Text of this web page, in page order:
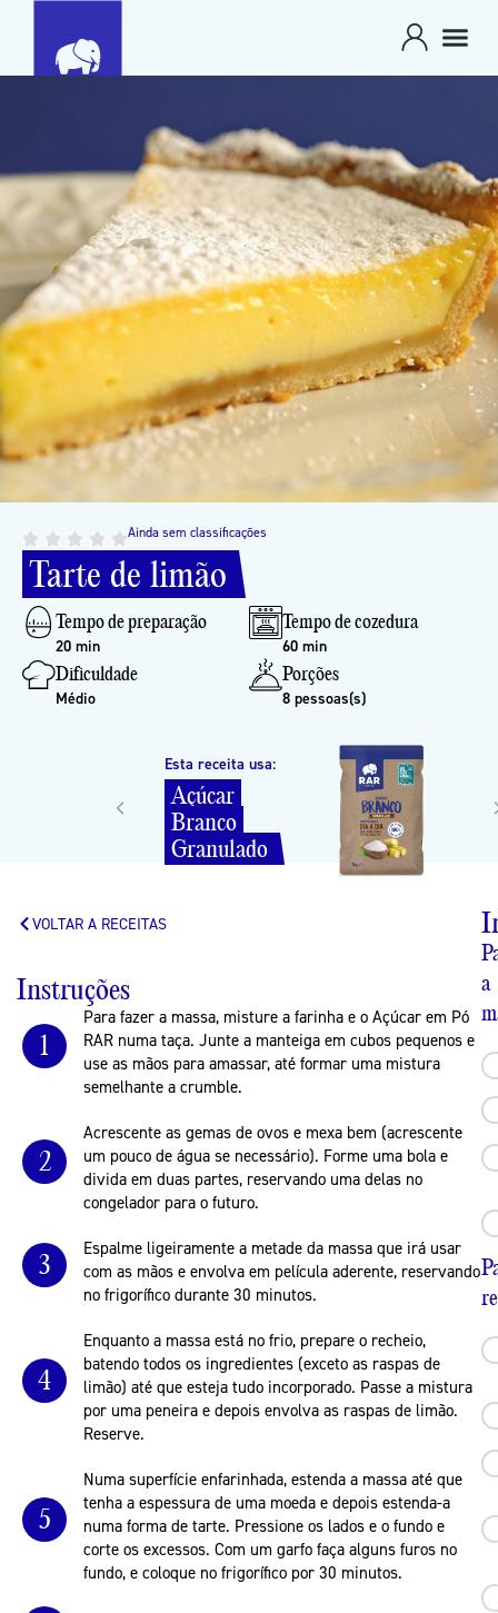
Ainda sem classificações
Tarte de limão
Tempo de preparação
20 min
Tempo de cozedura
60 min
Dificuldade
Médio
Porções
8 pessoas(s)
Esta receita usa:
Açúcar
Branco
Granulado
Esta receita usa:
Açúcar
Branco
VOLTAR A RECEITAS
Instruções
1
Para fazer a massa, misture a farinha e o Açúcar em Pó
RAR numa taça. Junte a manteiga em cubos pequenos e
use as mãos para amassar, até formar uma mistura
semelhante a crumble.
2
Acrescente as gemas de ovos e mexa bem (acrescente
um pouco de água se necessário). Forme uma bola e
divida em duas partes, reservando uma delas no
congelador para o futuro.
3
Espalme ligeiramente a metade da massa que irá usar
com as mãos e envolva em película aderente, reservando
no frigorífico durante 30 minutos.
4
Enquanto a massa está no frio, prepare o recheio,
batendo todos os ingredientes (exceto as raspas de
limão) até que esteja tudo incorporado. Passe a mistura
por uma peneira e depois envolva as raspas de limão.
Reserve.
5
Numa superfície enfarinhada, estenda a massa até que
tenha a espessura de uma moeda e depois estenda-a
numa forma de tarte. Pressione os lados e o fundo e
corte os excessos. Com um garfo faça alguns furos no
fundo, e coloque no frigorífico por 30 minutos.
a